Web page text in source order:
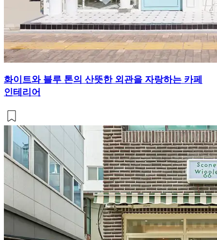
화이트와 블루 톤의 산뜻한 외관을 자랑하는 카페
인테리어